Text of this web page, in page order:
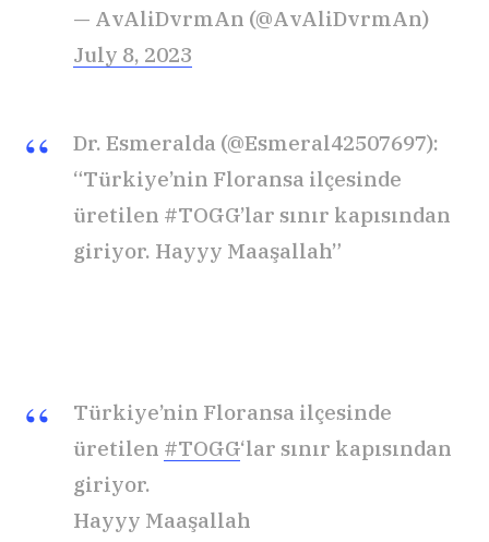
— AvAliDvrmAn (@AvAliDvrmAn)
July 8, 2023
Dr. Esmeralda (@Esmeral42507697):
“Türkiye’nin Floransa ilçesinde
üretilen #TOGG’lar sınır kapısından
giriyor. Hayyy Maaşallah”
Türkiye’nin Floransa ilçesinde
üretilen #TOGG‘lar sınır kapısından
giriyor.
Hayyy Maaşallah